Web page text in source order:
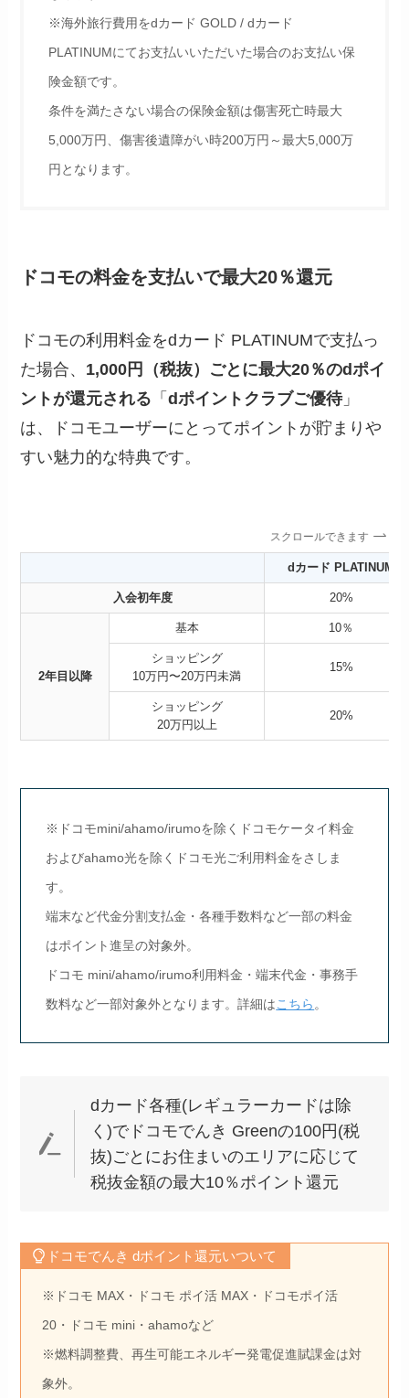
※海外旅行費用をdカード GOLD / dカード
PLATINUMにてお支払いいただいた場合のお支払い保
険金額です。
条件を満たさない場合の保険金額は傷害死亡時最大
5,000万円、傷害後遺障がい時200万円～最大5,000万
円となります。
ドコモの料金を支払いで最大20％還元
ドコモの利用料金をdカード PLATINUMで支払っ
た場合、 1,000円（税抜）ごとに最大20％のdポイ
ントが還元される 「dポイントクラブご優待」
は、ドコモユーザーにとってポイントが貯まりや
すい魅力的な特典です。
スクロールできます
dカード PLATINUM
入会初年度 20%
2年目以降
基本 10％
ショッピング
10万円〜20万円未満
15%
ショッピング
20万円以上
20%
※ドコモmini/ahamo/irumoを除くドコモケータイ料金
およびahamo光を除くドコモ光ご利用料金をさしま
す。
端末など代金分割支払金・各種手数料など一部の料金
はポイント進呈の対象外。
ドコモ mini/ahamo/irumo利用料金・端末代金・事務手
数料など一部対象外となります。詳細はこちら。
dカード各種(レギュラーカードは除
く)でドコモでんき Greenの100円(税
抜)ごとにお住まいのエリアに応じて
税抜金額の最大10％ポイント還元
ドコモでんき dポイント還元いついて
※ドコモ MAX・ドコモ ポイ活 MAX・ドコモポイ活
20・ドコモ mini・ahamoなど
※燃料調整費、再⽣可能エネルギー発電促進賦課⾦は対
象外。